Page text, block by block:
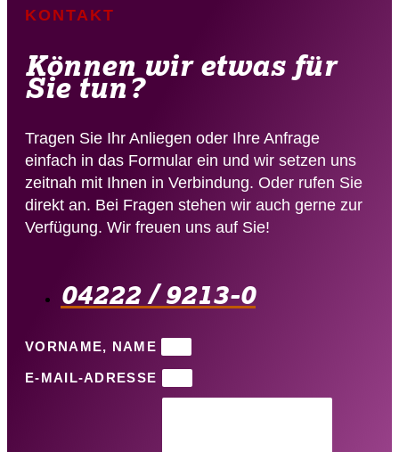
KONTAKT
Können wir etwas für
Sie tun?
Tragen Sie Ihr Anliegen oder Ihre Anfrage
einfach in das Formular ein und wir setzen uns
zeitnah mit Ihnen in Verbindung. Oder rufen Sie
direkt an. Bei Fragen stehen wir auch gerne zur
Verfügung. Wir freuen uns auf Sie!
04222 / 9213-0​
VORNAME, NAME
E-MAIL-ADRESSE